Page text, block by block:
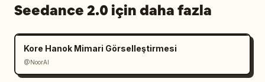
ıslak cilt dokusuna odaklanın
Seedance 2.0 için daha fazla
Kore Hanok Mimari Görselleştirmesi
@NoorAI